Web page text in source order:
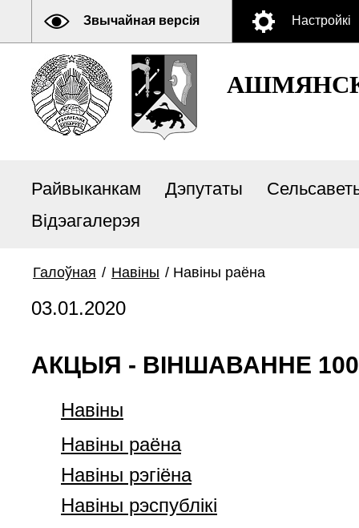
Звычайная версія Настройкі
Райвыканкам Дэпутаты
Відэагалерэя
Галоўная / Навiны / Навiны раёна
03.01.2020
АКЦЫЯ - ВІНШАВАННЕ
Навiны
Навiны раёна
Навiны рэгiёна
Навiны рэспублiкi